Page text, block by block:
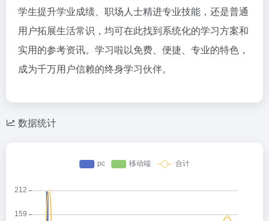
学生提升学业成绩、职场人士精进专业技能，还是普通
用户拓展生活常识，均可在此找到系统化的学习方案和
实用的参考资讯。学习啦以免费、便捷、专业的特色，
成为千万用户信赖的终身学习伙伴。
数据统计